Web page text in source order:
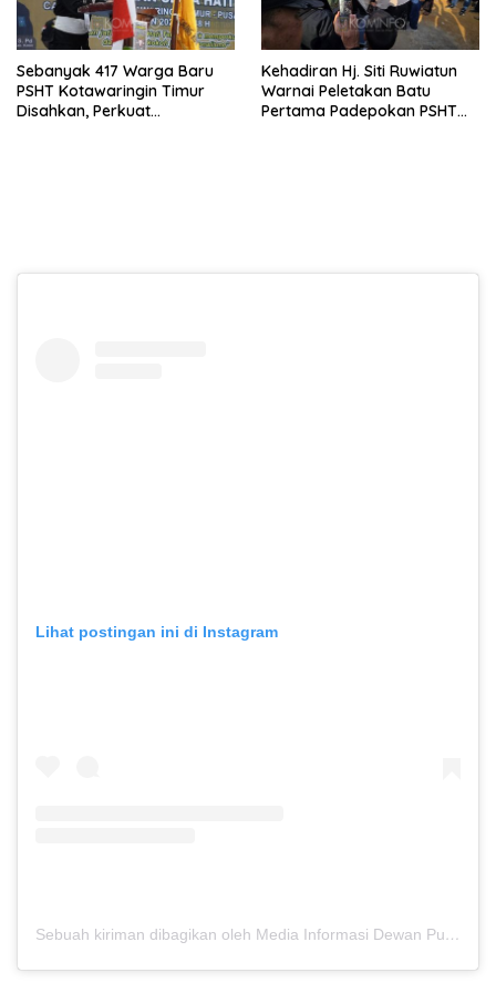
Sebanyak 417 Warga Baru
PSHT Kotawaringin Timur
Disahkan, Perkuat
Kehadiran Hj. Siti Ruwiatun
Warnai Peletakan Batu
Pertama Padepokan PSHT
Lihat postingan ini di Instagram
Sebuah kiriman dibagikan oleh Media Informasi Dewan Pusat Persaudaraan Setia Hati Terate (@media.dewanpusat)